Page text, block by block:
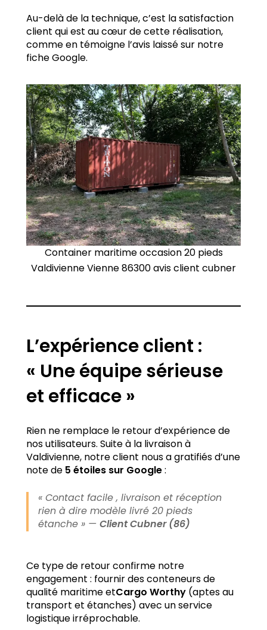
Au-delà de la technique, c’est la satisfaction
client qui est au cœur de cette réalisation,
comme en témoigne l’avis laissé sur notre
fiche Google.
Container maritime occasion 20 pieds
Valdivienne Vienne 86300 avis client cubner
L’expérience client :
« Une équipe sérieuse
et efficace »
Rien ne remplace le retour d’expérience de
nos utilisateurs. Suite à la livraison à
Valdivienne, notre client nous a gratifiés d’une
note de5 étoiles sur Google:
« Contact facile , livraison et réception
rien à dire modèle livré 20 pieds
étanche » —Client Cubner (86)
Ce type de retour confirme notre
engagement : fournir des conteneurs de
qualité maritime etCargo Worthy(aptes au
transport et étanches) avec un service
logistique irréprochable.